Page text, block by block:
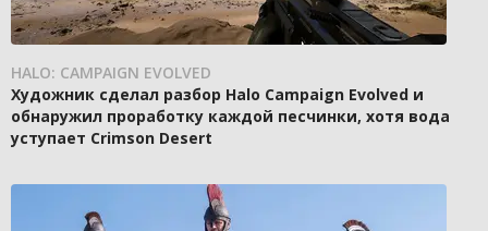
HALO: CAMPAIGN EVOLVED
Художник сделал разбор Halo Campaign Evolved и
обнаружил проработку каждой песчинки, хотя вода
уступает Crimson Desert